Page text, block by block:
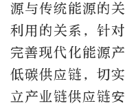
源与传统能源的
利用的关系，针
完善现代化能源
低碳供应链，切
立产业链供应链